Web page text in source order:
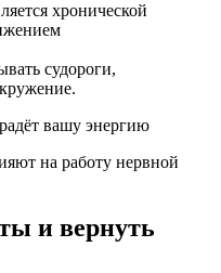
хронической
судороги,
на работу нервной
и вернуть